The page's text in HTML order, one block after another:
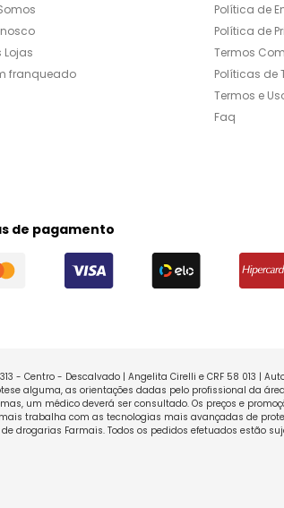
Lojas
franqueado
Política de
Política de
Termos
Políticas de
Termos e
Faq
de pagamento
- Centro - Descalvado | Angelita Cirelli e CRF 58 013
alguma, as orientações dadas pelo profissional da
um médico deverá ser consultado. Os preços e
trabalha com as tecnologias mais avançadas de
drogarias Farmais. Todos os pedidos efetuados estão